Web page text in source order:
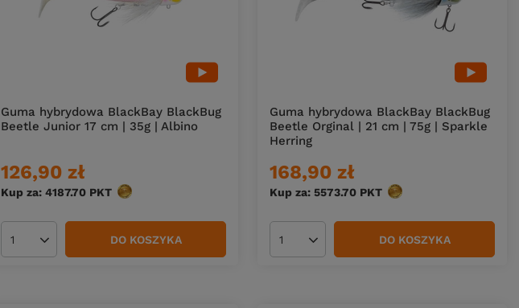
Guma hybrydowa BlackBay BlackBug
Beetle Junior 17 cm | 35g | Albino
126,90 zł
Kup za: 4187.70 PKT punktów
Ilość produktów DO KOSZYKA
Guma hybrydowa BlackBay BlackBug
Beetle Orginal | 21 cm | 75g | Sparkle
Herring
168,90 zł
Kup za: 5573.70 PKT punktów
Ilość produktów DO KOSZYKA